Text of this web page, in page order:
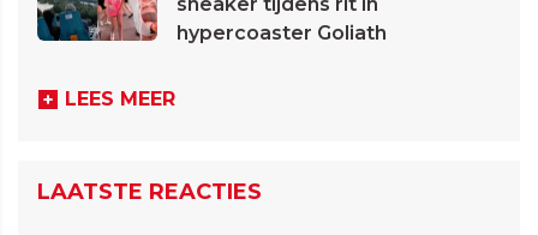
hypercoaster Goliath
LEES MEER
LAATSTE REACTIES